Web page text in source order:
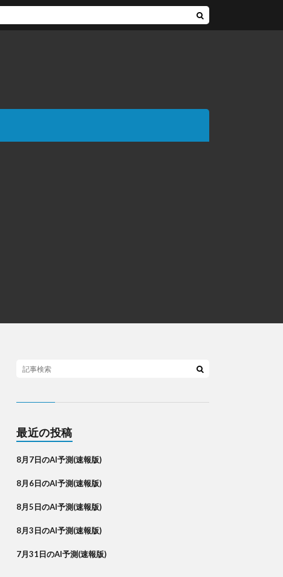
最近の投稿
8月7日のAI予測(速報版)
8月6日のAI予測(速報版)
8月5日のAI予測(速報版)
8月3日のAI予測(速報版)
7月31日のAI予測(速報版)